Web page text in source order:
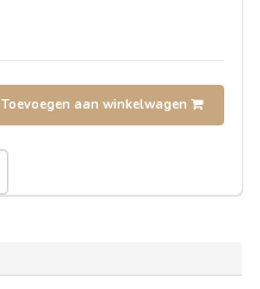
Toevoegen aan winkelwagen